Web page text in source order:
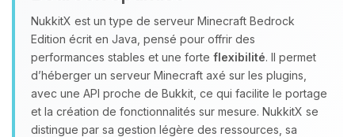
NukkitX est un type de serveur Minecraft Bedrock
Edition écrit en Java, pensé pour offrir des
performances stables et une forte flexibilité. Il permet
d’héberger un serveur Minecraft axé sur les plugins,
avec une API proche de Bukkit, ce qui facilite le portage
et la création de fonctionnalités sur mesure. NukkitX se
distingue par sa gestion légère des ressources, sa
Youpi, enfin quelqu’un pour me
parler ! Moi c’est Choupy, ton petit
assistant BoxToPlay. Dis-moi ce dont
tu as besoin et je vais remuer mes
petits circuits pour t’aider.
08/08/2026 à 01:40